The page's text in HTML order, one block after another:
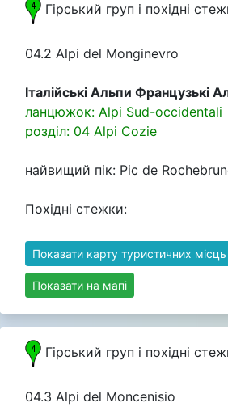
Гірський груп i похідні
04.2 Alpi del Monginevro
Італійські Альпи Французькі
ланцюжок: Alpi Sud-occidentali
розділ: 04 Alpi Cozie
найвищий пік: Pic de
Похідні стежки:
Показати карту туристичних місць
Показати на мапі
Гірський груп i похідні
04.3 Alpi del Moncenisio